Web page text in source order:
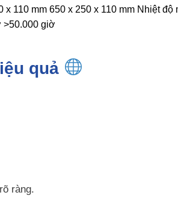
110 mm 650 x 250 x 110 mm Nhiệt độ
>50.000 giờ
quả
ràng.